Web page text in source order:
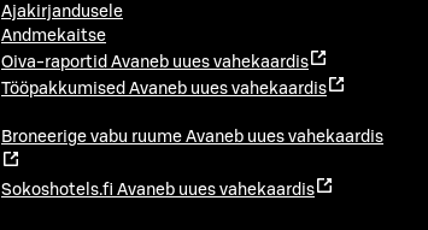
Ajakirjandusele
Andmekaitse
Oiva-raportid Avaneb uues vahekaardis
Tööpakkumised Avaneb uues vahekaardis
Broneerige vabu ruume Avaneb uues vahekaardis
Sokoshotels.fi Avaneb uues vahekaardis